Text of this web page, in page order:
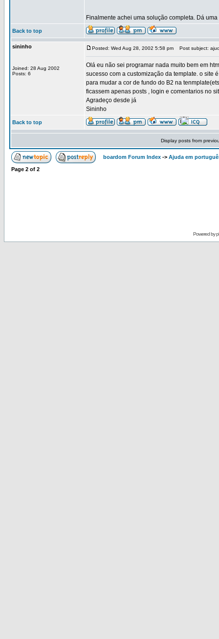
Finalmente achei uma solução completa. Dá
Back to top
sininho
Joined: 28 Aug 2002
Posts: 6
Posted: Wed Aug 28, 2002 5:58 pm Post subject:
Olá eu não sei programar nada muito bem em
sucesso com a customização da template. o site
para mudar a cor de fundo do B2 na
ficassem apenas posts , login e comentarios no
Agradeço desde já
Sininho
Back to top
Display posts from
boardom Forum Index -> Ajuda em
Page 2 of 2
Powered by